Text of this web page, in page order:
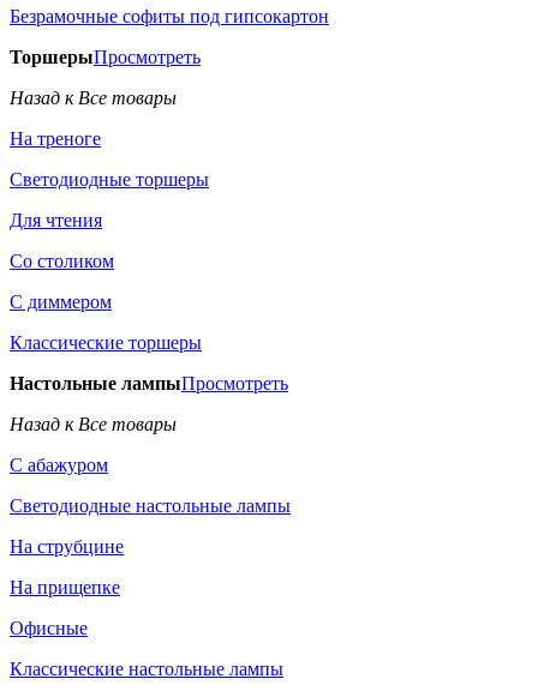
Безрамочные софиты под гипсокартон
ТоршерыПросмотреть
Назад к Все товары
На треноге
Светодиодные торшеры
Для чтения
Со столиком
С диммером
Классические торшеры
Настольные лампыПросмотреть
Назад к Все товары
С абажуром
Светодиодные настольные лампы
На струбцине
На прищепке
Офисные
Классические настольные лампы